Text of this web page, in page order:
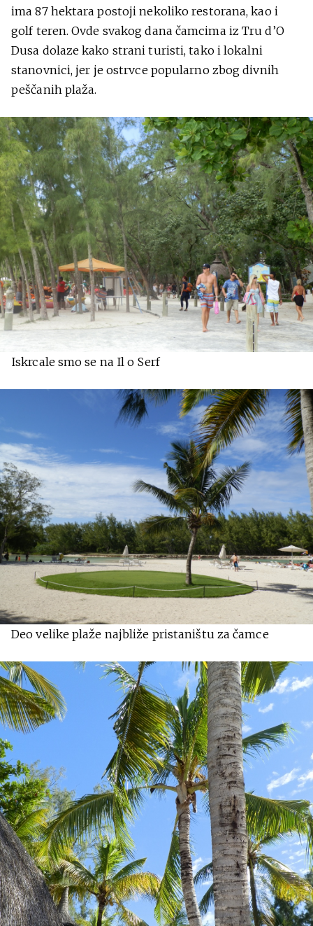
ima 87 hektara postoji nekoliko restorana, kao i
golf teren. Ovde svakog dana čamcima iz Tru d’O
Dusa dolaze kako strani turisti, tako i lokalni
stanovnici, jer je ostrvce popularno zbog divnih
peščanih plaža.
Iskrcale smo se na Il o Serf
Deo velike plaže najbliže pristaništu za čamce